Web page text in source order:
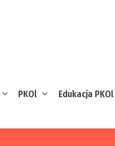
PKOl Edukacja PKOl